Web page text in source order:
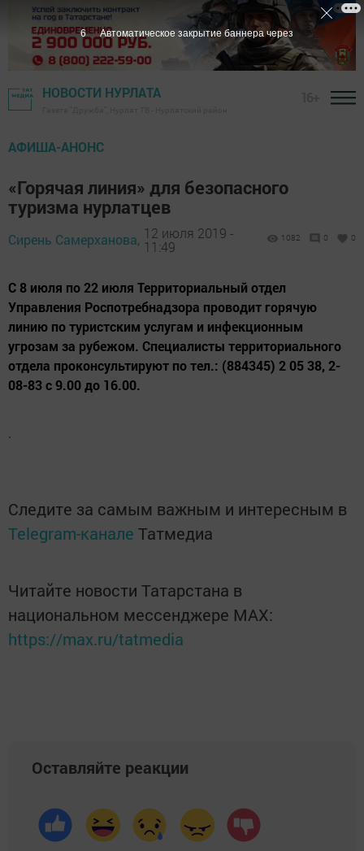
НОВОСТИ НУРЛАТА
АФИША-АНОНС
«Горячая линия» для безопасного
туризма нурлатцев
Сирень Самерханова, 12 июля 2019 -
11:49
1082 0 0
С 8 июля по 22 июля Территориальный отдел
Управления Роспотребнадзора проводит горячую
линию по туристским услугам и инфекционным
угрозам за рубежом. Специалисты территориального
отдела проконсультируют по тел.: (884345) 2 05 38, 2-
08-83 с 9.00 до 16.00.
.
Следите за самым важным и интересным в
Telegram-канале Татмедиа
Читайте новости Татарстана в
национальном мессенджере MАХ:
https://max.ru/tatmedia
Оставляйте реакции
5 Автоматическое закрытие баннера через